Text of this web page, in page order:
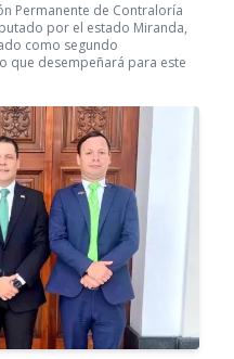
Permanente de Contraloría
por el estado Miranda,
como segundo
que desempeñará para este